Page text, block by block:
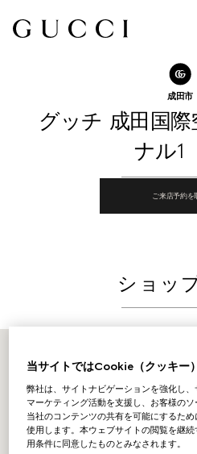
成田市
グッチ 成田国際
ナル
ご来店予約を
ショッ
当サイトではCookie（クッキー
弊社は、サイトナビゲーションを強化し
マーケティング活動を支援し、お客様の
当社のコンテンツの共有を可能にするた
使用します。本ウェブサイトの閲覧を継
用条件に同意したものとみなされます。